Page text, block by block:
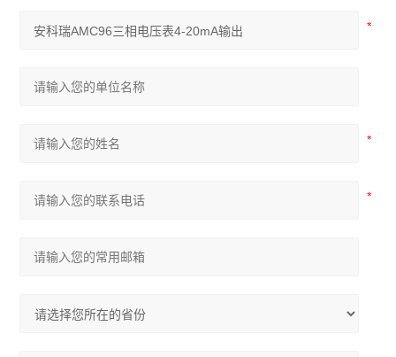
AGF-IM 光伏直流绝缘监测装置
APV-M系列智能光伏汇流箱
ACTB系列电流互感器过电压保护器